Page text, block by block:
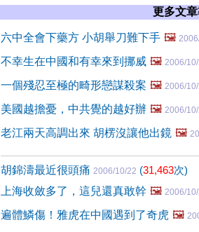
更多文章
六中全會下藥方 小胡舉刀難下手 🖼️
不幸生在中國和有幸來到挪威 🖼️ 2006/
一個殘忍至極的畸形戀謀殺案 🖼️ 2006/
美國越擔憂，中共覺的越好辦 🖼️ 2006/
老江兩天高調出來 胡楞沒讓他出鏡 🖼️
胡錦濤最近很頭痛 2006/10/22 (31,463次)
上海收斂多了，這兒還真敢幹 🖼️ 2006/
遍體鱗傷！雅虎在中國遇到了奇虎 🖼️